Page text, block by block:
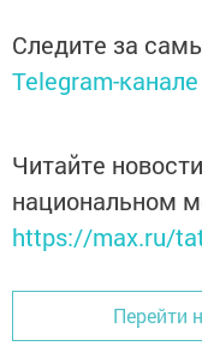
Следите за
Telegram-канале
Читайте
национальном
https://max.ru/
Перейти